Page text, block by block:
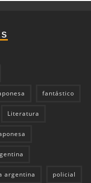
fantástico
Literatura
argentina policial